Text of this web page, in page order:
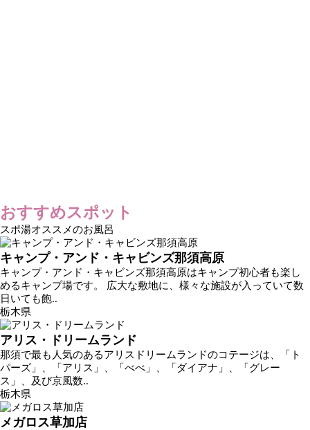
おすすめスポット
スポ湯オススメのお風呂
キャンプ・アンド・キャビンズ那須高原
キャンプ・アンド・キャビンズ那須高原はキャンプ初心者も楽し
めるキャンプ場です。 広大な敷地に、様々な施設が入っていて数
日いても飽..
栃木県
アリス・ドリームランド
那須で最も人気のあるアリスドリームランドのコテージは、「ト
パーズ」、「アリス」、「べべ」、「ダイアナ」、「グレー
ス」、及び京風数..
栃木県
メガロス草加店